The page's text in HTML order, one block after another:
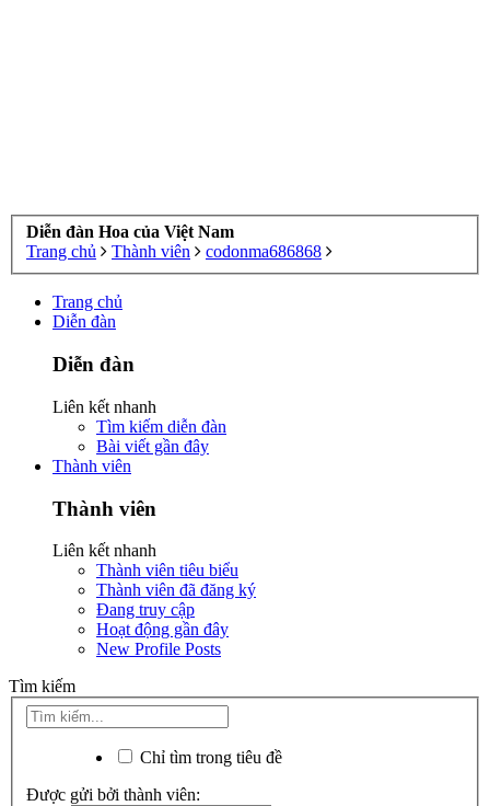
Diễn đàn Hoa của Việt Nam
Trang chủ
Thành viên codonma686868
Trang chủ
Diễn đàn
Diễn đàn
Liên kết nhanh
Tìm kiếm diễn đàn
Bài viết gần đây
Thành viên
Thành viên
Liên kết nhanh
Thành viên tiêu biểu
Thành viên đã đăng ký
Đang truy cập
Hoạt động gần đây
New Profile Posts
Tìm kiếm
Chỉ tìm trong tiêu đề
Được gửi bởi thành viên: